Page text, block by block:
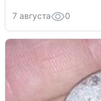
7 августа 0